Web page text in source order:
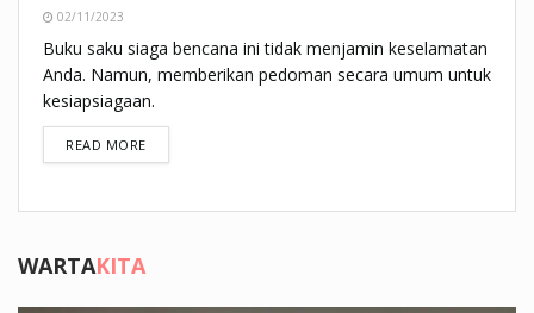
02/11/2023
Buku saku siaga bencana ini tidak menjamin keselamatan
Anda. Namun, memberikan pedoman secara umum untuk
kesiapsiagaan.
READ MOREDETAILS
WARTAKITA